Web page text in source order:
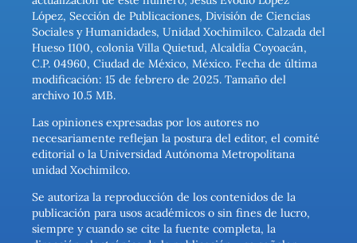
López, Sección de Publicaciones, División de Ciencias
Sociales y Humanidades, Unidad Xochimilco. Calzada del
Hueso 1100, colonia Villa Quietud, Alcaldía Coyoacán,
C.P. 04960, Ciudad de México, México. Fecha de última
modificación: 15 de febrero de 2025. Tamaño del
archivo 10.5 MB.
Las opiniones expresadas por los autores no
necesariamente reflejan la postura del editor, el comité
editorial o la Universidad Autónoma Metropolitana
unidad Xochimilco.
Se autoriza la reproducción de los contenidos de la
publicación para usos académicos o sin fines de lucro,
siempre y cuando se cite la fuente completa, la